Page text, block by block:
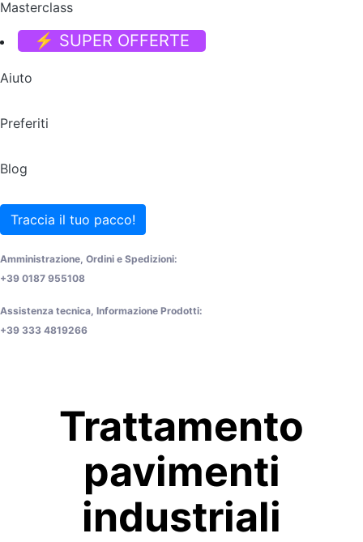
Masterclass
⚡ SUPER OFFERTE
Aiuto
Preferiti
Blog
Traccia il tuo pacco!
Amministrazione, Ordini e Spedizioni:
+39 0187 955108
Assistenza tecnica, Informazione Prodotti:
+39 333 4819266
Trattamento
pavimenti
industriali